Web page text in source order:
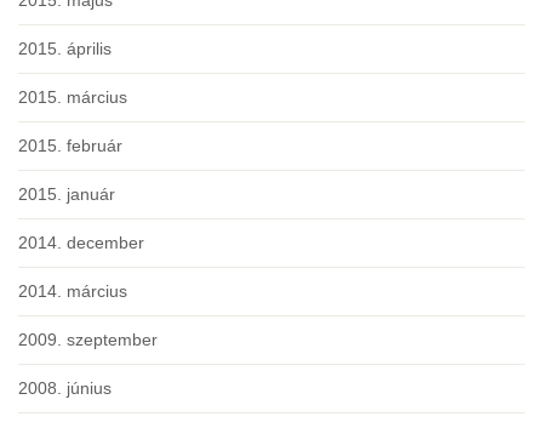
2015. április
2015. március
2015. február
2015. január
2014. december
2014. március
2009. szeptember
2008. június